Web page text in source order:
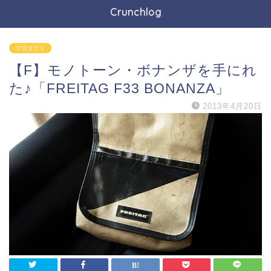
Crunchlog
プロダクト
【F】モノトーン・ボナンザを手にれ
た♪「FREITAG F33 BONANZA」
2013年4月20日